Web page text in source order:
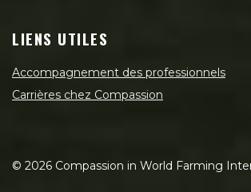
LIENS UTILES
Accompagnement des professionnels
Carrières chez Compassion
© 2026 Compassion in World Farming